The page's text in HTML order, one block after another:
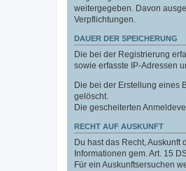
weitergegeben. Davon
Verpflichtungen.
DAUER DER SPEICHERUNG
Die bei der Registrierung
sowie erfasste IP-Adressen
Die bei der Erstellung eines
gelöscht.
Die gescheiterten
RECHT AUF AUSKUNFT
Du hast das Recht,
Informationen gem. Art. 15
Für ein Auskunftsersuchen